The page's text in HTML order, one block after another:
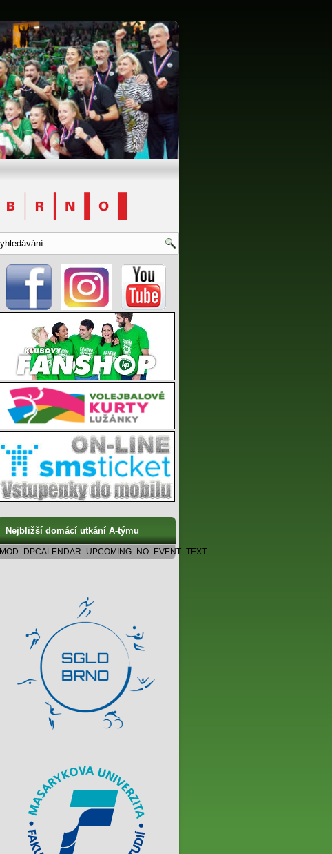
Nejbližší domácí utkání A-týmu
MOD_DPCALENDAR_UPCOMING_NO_EVENT_TEXT